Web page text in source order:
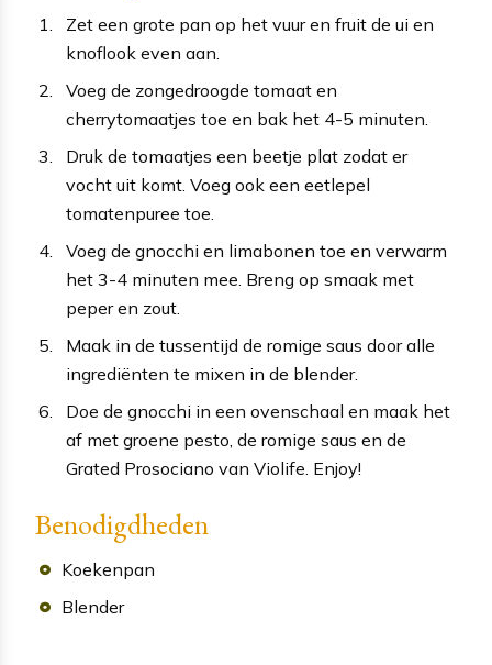
Zet een grote pan op het vuur en fruit de ui en
knoflook even aan.
Voeg de zongedroogde tomaat en
cherrytomaatjes toe en bak het 4-5 minuten.
Druk de tomaatjes een beetje plat zodat er
vocht uit komt. Voeg ook een eetlepel
tomatenpuree toe.
Voeg de gnocchi en limabonen toe en verwarm
het 3-4 minuten mee. Breng op smaak met
peper en zout.
Maak in de tussentijd de romige saus door alle
ingrediënten te mixen in de blender.
Doe de gnocchi in een ovenschaal en maak het
af met groene pesto, de romige saus en de
Grated Prosociano van Violife. Enjoy!
Benodigdheden
Koekenpan
Blender